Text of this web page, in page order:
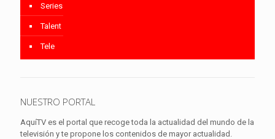
Series
Talent
Tele
NUESTRO PORTAL
AquíTV es el portal que recoge toda la actualidad del mundo de la
televisión y te propone los contenidos de mayor actualidad.